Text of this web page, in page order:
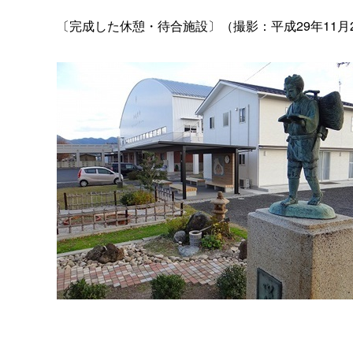
〔完成した休憩・待合施設〕（撮影：平成29年11